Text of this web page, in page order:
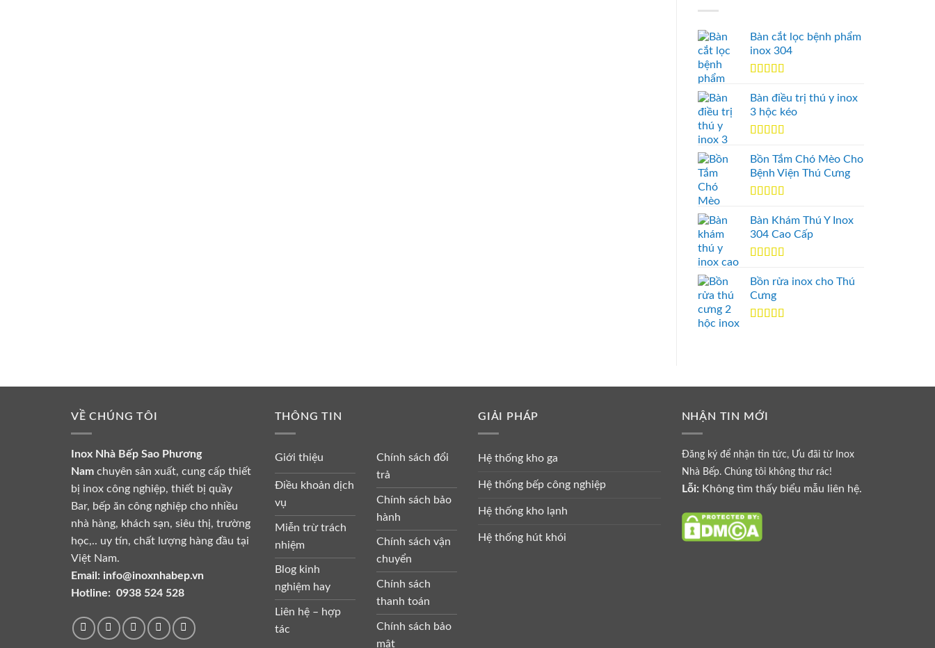
Bàn cắt lọc bệnh phẩm
inox 304
hạng5.00 5
sao
Bàn điều trị thú y inox
3 hộc kéo
hạng5.00 5
sao
Bồn Tắm Chó Mèo Cho
Bệnh Viện Thú Cưng
hạng5.005
sao
Bàn Khám Thú Y Inox
304 Cao Cấp
hạng5.005
sao
Bồn rửa inox cho Thú
Cưng
VỀ CHÚNG TÔI
Inox Nhà Bếp Sao Phương
Nam chuyên sản xuất, cung cấp thiết
bị inox công nghiệp, thiết bị quầy
Bar, bếp ăn công nghiệp cho nhiều
nhà hàng, khách sạn, siêu thị, trường
học,.. uy tín, chất lượng hàng đầu tại
Việt Nam.
Email: info@inoxnhabep.vn
Hotline: 0938 524 528
THÔNG TIN
Giới thiệu
Điều khoản dịch
vụ
Miễn trừ trách
nhiệm
Blog kinh
nghiệm hay
Liên hệ – hợp
tác
Chính sách đổi
trả
Chính sách bảo
hành
Chính sách vận
chuyển
Chính sách
thanh toán
Chính sách bảo
mật
GIẢI PHÁP
Hệ thống kho ga
Hệ thống bếp công nghiệp
Hệ thống kho lạnh
Hệ thống hút khói
NHẬN TIN MỚI
Đăng ký để nhận tin tức, Ưu đãi từ Inox
Nhà Bếp. Chúng tôi không thư rác!
Lỗi: Không tìm thấy biểu mẫu liên hệ.